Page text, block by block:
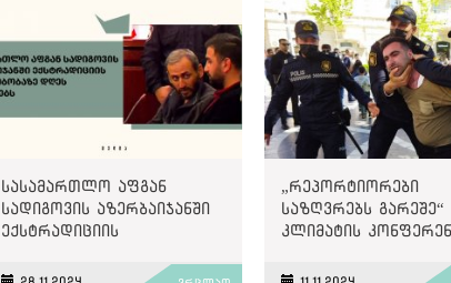
სასამართლო აფგან
სადიგოვის აზერბაიჯანში
ექსტრადიციის
იმსჯელებს
„რეპორტიორები
საზღვრებს გარეშე“
კლიმატის
აზერბაიჯანელი